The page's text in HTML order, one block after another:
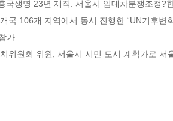
국생명 23년 재직. 서울시 임대차분쟁조정?
국 106개 지역에서 동시 진행한 “UN기후변
가.
위원회 위윈, 서울시 시민 도시 계획가로